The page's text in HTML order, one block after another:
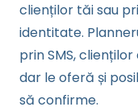
clienților tăi sau
identitate.
prin SMS,
dar le oferă și
să confirme.